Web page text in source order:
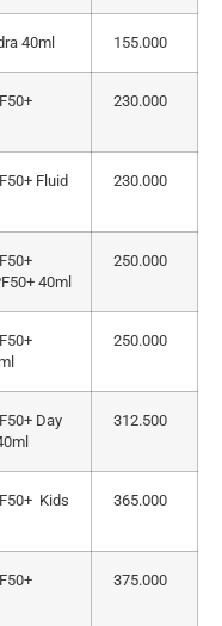
40ml 155.000
230.000
Fluid
230.000
40ml
250.000
250.000
Day
312.500
Kids
365.000
375.000